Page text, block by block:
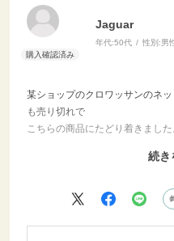
Jaguar
年代:50代 性別:男
某ショップのクロワッサンのネ
も売り切れで
こちらの商品にたどり着きました
また買います！！！！！
続き